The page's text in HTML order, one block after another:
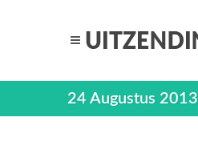
24 Augustus 2013